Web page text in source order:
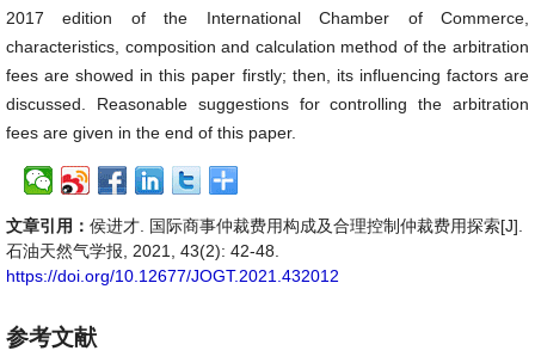
2017 edition of the International Chamber of Commerce,
characteristics, composition and calculation method of the arbitration
fees are showed in this paper firstly; then, its influencing factors are
discussed. Reasonable suggestions for controlling the arbitration
fees are given in the end of this paper.
文章引用： 侯进才. 国际商事仲裁费用构成及合理控制仲裁费用探索[J].
石油天然气学报, 2021, 43(2): 42-48.
https://doi.org/10.12677/JOGT.2021.432012
参考文献